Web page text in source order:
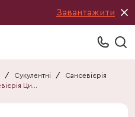
Завантажити
/ Сукулентні /
Сансевієрія
Сансевієрія Циліндріка Твіст